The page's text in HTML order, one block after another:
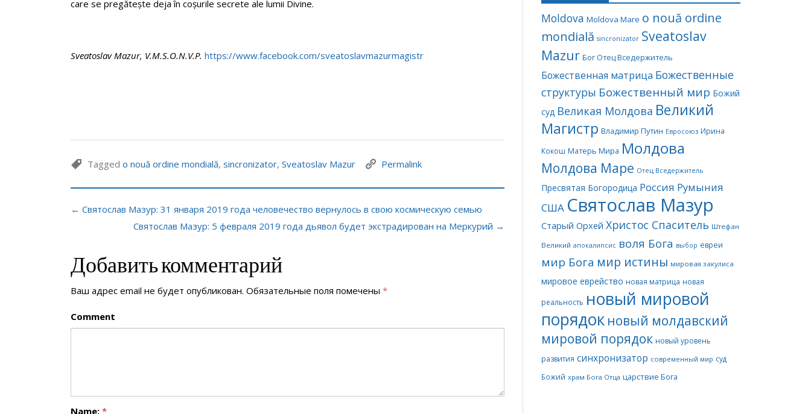
care se pregătește deja în coșurile secrete ale lumii Divine.
Sveatoslav Mazur, V.M.S.O.N.V.P. https://www.facebook.com/sveatoslavmazurmagistr
Tagged o nouă ordine mondială, sincronizator, Sveatoslav Mazur Permalink
← Святослав Мазур: 31 января 2019 года человечество вернулось в свою космическую семью
Святослав Мазур: 5 февраля 2019 года дьявол будет экстрадирован на Меркурий →
Добавить комментарий
Ваш адрес email не будет опубликован. Обязательные поля помечены *
Comment
Name: *
Moldova Moldova Mare o nouă ordine
mondială sincronizator Sveatoslav
Mazur Бог Отец Вседержитель
Божественная матрица Божественные
структуры Божественный мир Божий
суд Великая Молдова Великий
Магистр Владимир Путин Евросоюз Ирина
Кокош Матерь Мира Молдова
Молдова Маре Отец Вседержитель
Пресвятая Богородица Россия Румыния
США Святослав Мазур
Старый Орхей Христос Спаситель Штефан
Великий апокалипсис воля Бога выбор евреи
мир Бога мир истины мировая закулиса
мировое еврейство новая матрица новая
реальность новый мировой
порядок новый молдавский
мировой порядок новый уровень
развития синхронизатор современный мир суд
Божий храм Бога Отца царствие Бога